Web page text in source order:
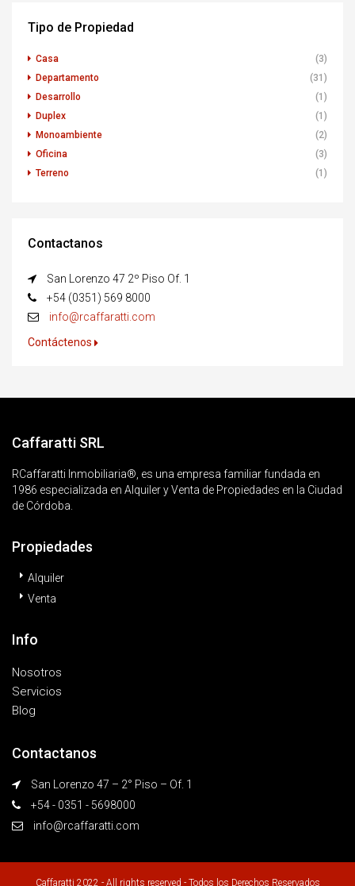
Tipo de Propiedad
Casa
(3)
Departamento
(31)
Desarrollo
(1)
Duplex
(1)
Monoambiente
(2)
Oficina
(3)
Terreno
(1)
Contactanos
San Lorenzo 47 2º Piso Of. 1
+54 (0351) 569 8000
info@rcaffaratti.com
Contáctenos
Caffaratti SRL
RCaffaratti Inmobiliaria®, es una empresa familiar fundada en
1986 especializada en Alquiler y Venta de Propiedades en la Ciudad
de Córdoba.
Propiedades
Alquiler
Venta
Info
Nosotros
Servicios
Blog
Contactanos
San Lorenzo 47 – 2° Piso – Of. 1
+54 - 0351 - 5698000
info@rcaffaratti.com
Caffaratti 2022 - All rights reserved - Todos los Derechos Reservados